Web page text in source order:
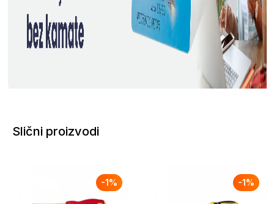
Slični proizvodi
-1% -1%